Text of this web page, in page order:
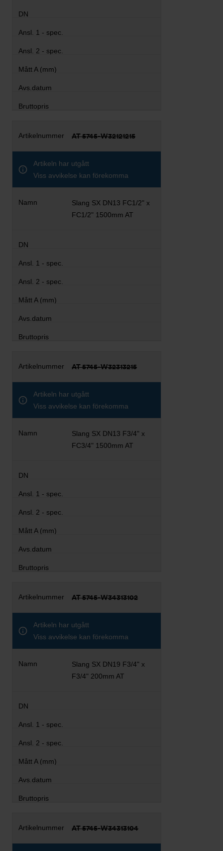
AT 5745-W32121215
Artikeln har utgått
Viss avvikelse kan förekomma
Slang SX DN13 FC1/2" x
FC1/2" 1500mm AT
AT 5745-W32313215
Artikeln har utgått
Viss avvikelse kan förekomma
Slang SX DN13 F3/4" x
FC3/4" 1500mm AT
AT 5745-W34313102
Artikeln har utgått
Viss avvikelse kan förekomma
Slang SX DN19 F3/4" x
F3/4" 200mm AT
AT 5745-W34313104